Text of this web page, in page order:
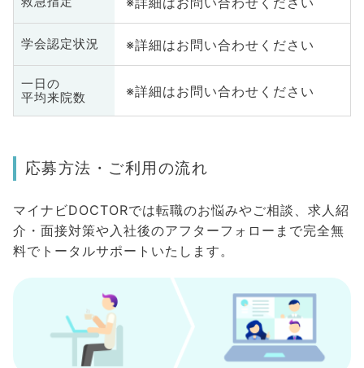
学会認定状況 ※詳細はお問い合わせください
一日の
平均来院数
※詳細はお問い合わせください
応募方法・ご利用の流れ
マイナビDOCTORでは転職のお悩みやご相談、求人紹
介・面接対策や入社後のアフターフォローまで完全無
料でトータルサポートいたします。